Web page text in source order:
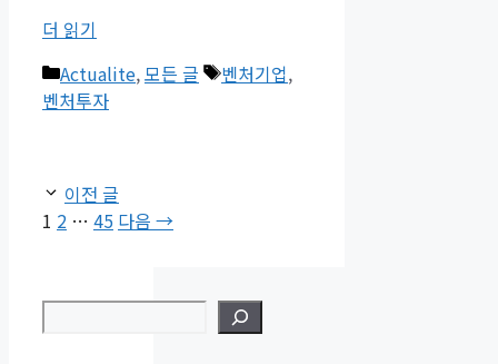
더 읽기
카
테
Actualite,모든 글
태
벤처기업,
벤처투자
이전 글
페
1 페
2 … 페
45 다음 →